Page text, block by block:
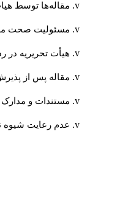
مقاله‌ها توسط
مسئوليت صحت
هيأت تحريريه در
مقاله پس از
مستندات و مدارک
عدم رعایت شیوه